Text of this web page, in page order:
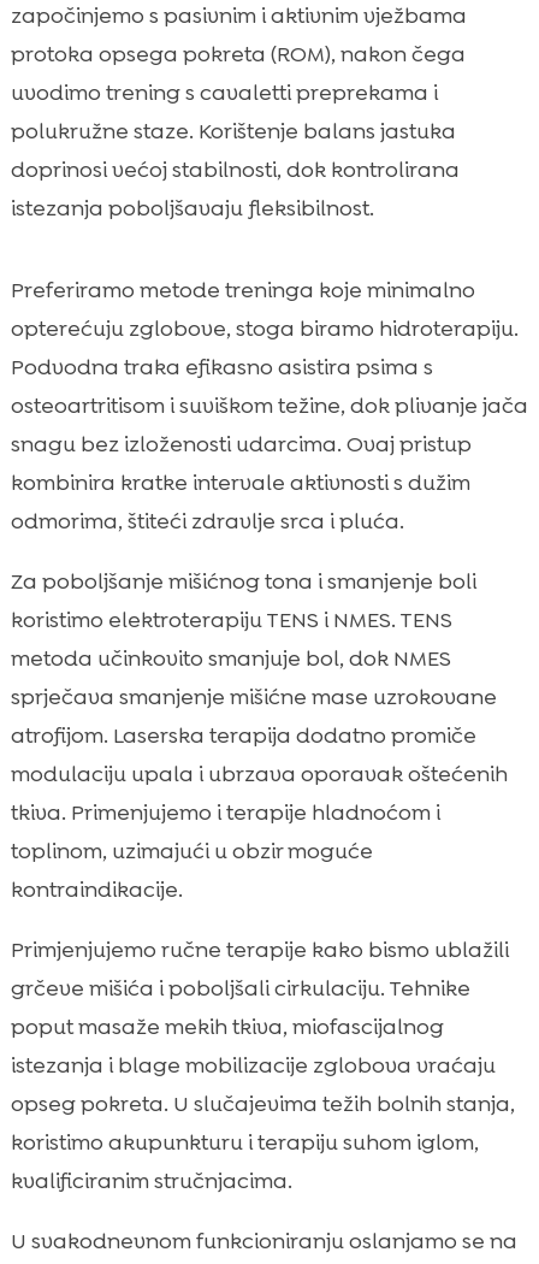
započinjemo s pasivnim i aktivnim vježbama
protoka opsega pokreta (ROM), nakon čega
uvodimo trening s cavaletti preprekama i
polukružne staze. Korištenje balans jastuka
doprinosi većoj stabilnosti, dok kontrolirana
istezanja poboljšavaju fleksibilnost.
Preferiramo metode treninga koje minimalno
opterećuju zglobove, stoga biramo hidroterapiju.
Podvodna traka efikasno asistira psima s
osteoartritisom i suviškom težine, dok plivanje jača
snagu bez izloženosti udarcima. Ovaj pristup
kombinira kratke intervale aktivnosti s dužim
odmorima, štiteći zdravlje srca i pluća.
Za poboljšanje mišićnog tona i smanjenje boli
koristimo elektroterapiju TENS i NMES. TENS
metoda učinkovito smanjuje bol, dok NMES
sprječava smanjenje mišićne mase uzrokovane
atrofijom. Laserska terapija dodatno promiče
modulaciju upala i ubrzava oporavak oštećenih
tkiva. Primenjujemo i terapije hladnoćom i
toplinom, uzimajući u obzir moguće
kontraindikacije.
Primjenjujemo ručne terapije kako bismo ublažili
grčeve mišića i poboljšali cirkulaciju. Tehnike
poput masaže mekih tkiva, miofascijalnog
istezanja i blage mobilizacije zglobova vraćaju
opseg pokreta. U slučajevima težih bolnih stanja,
koristimo akupunkturu i terapiju suhom iglom,
kvalificiranim stručnjacima.
U svakodnevnom funkcioniranju oslanjamo se na